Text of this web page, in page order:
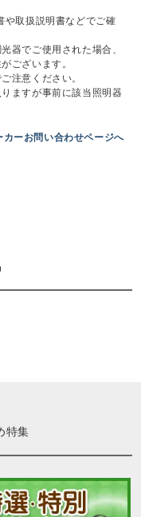
や取扱説明書などでご確
器でご使用された場合、
ございます。
注意ください。
ますが事前に該当照明器
カーお問い合わせページへ
特集